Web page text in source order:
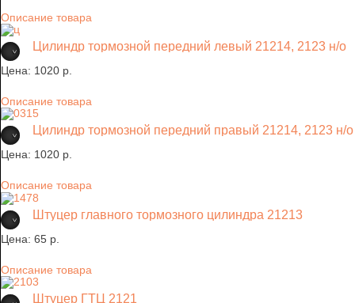
Описание товара
Цилиндр тормозной передний левый 21214, 2123 н/о
Цена: 1020 p.
Описание товара
Цилиндр тормозной передний правый 21214, 2123 н/о
Цена: 1020 p.
Описание товара
Штуцер главного тормозного цилиндра 21213
Цена: 65 p.
Описание товара
Штуцер ГТЦ 2121